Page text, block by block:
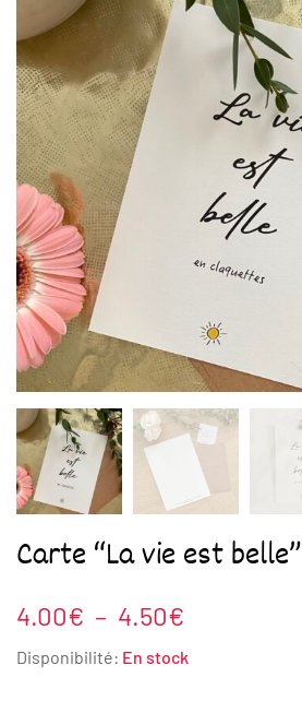
Carte “La vie est belle”
4.00€ – 4.50€
Disponibilité: En stock